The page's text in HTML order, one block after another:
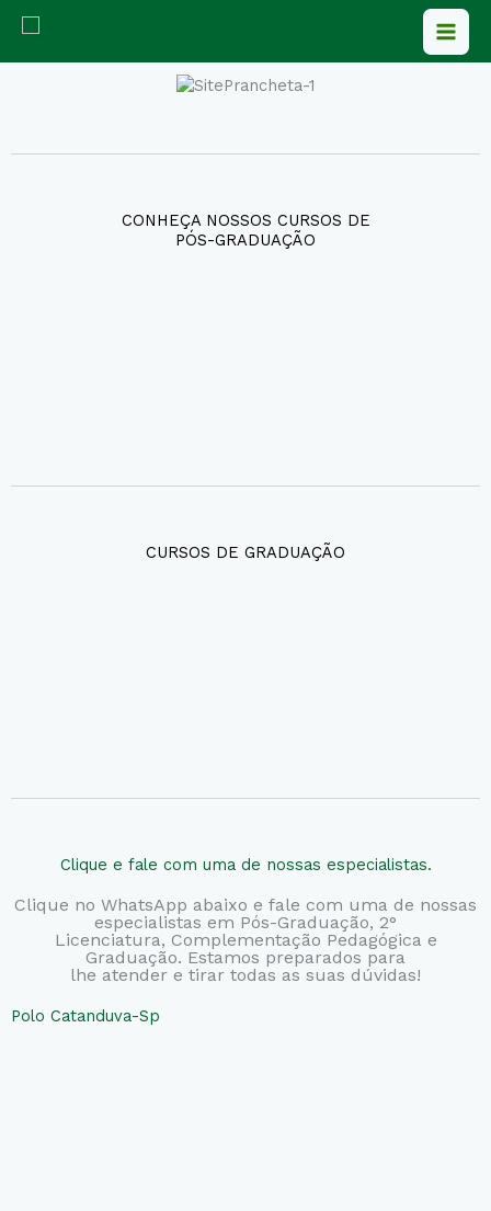
para
CONHEÇA NOSSOS CURSOS DE
PÓS-GRADUAÇÃO
CURSOS DE GRADUAÇÃO
Clique e fale com uma de nossas especialistas.
Clique no WhatsApp abaixo e fale com uma de nossas
especialistas em Pós-Graduação, 2°
Licenciatura, Complementação Pedagógica e
Graduação. Estamos preparados para
lhe atender e tirar todas as suas dúvidas!
Polo Catanduva-Sp